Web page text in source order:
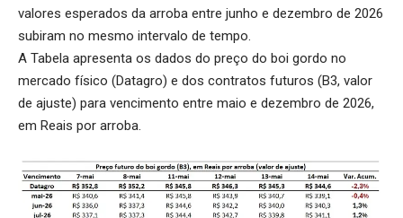
valores esperados da arroba entre junho e dezembro de 2026
subiram no mesmo intervalo de tempo.
A Tabela apresenta os dados do preço do boi gordo no
mercado físico (Datagro) e dos contratos futuros (B3, valor
de ajuste) para vencimento entre maio e dezembro de 2026,
em Reais por arroba.